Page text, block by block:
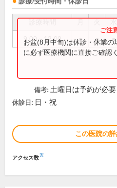
9:00～12:00 ● ● ●
お盆(8月中旬)は休診・休業
に必ず医療機関に直接ご確認
備考: 土曜日は予約が必要
休診日: 日・祝
この医院の
アクセス数※